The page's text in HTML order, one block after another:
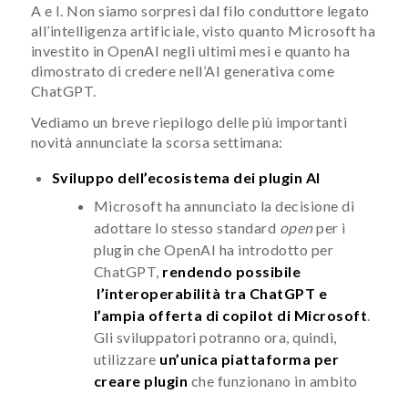
A e I. Non siamo sorpresi dal filo conduttore legato
all’intelligenza artificiale, visto quanto Microsoft ha
investito in OpenAI negli ultimi mesi e quanto ha
dimostrato di credere nell’AI generativa come
ChatGPT.
Vediamo un breve riepilogo delle più importanti
novità annunciate la scorsa settimana:
Sviluppo dell’ecosistema dei plugin AI
Microsoft ha annunciato la decisione di
adottare lo stesso standard openper i
plugin che OpenAI ha introdotto per
ChatGPT, rendendo possibile
l’interoperabilità tra ChatGPT e
l’ampia offerta di copilot di Microsoft.
Gli sviluppatori potranno ora, quindi,
utilizzare un’unica piattaforma per
creare plugin che funzionano in ambito